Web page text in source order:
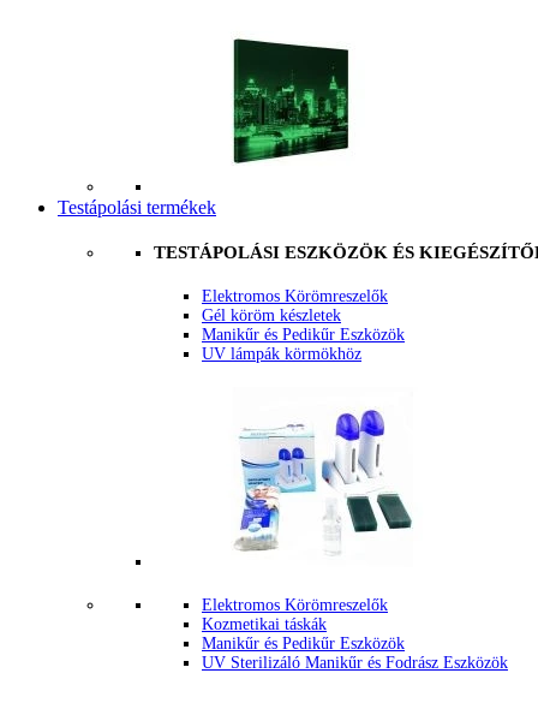
Testápolási termékek
TESTÁPOLÁSI ESZKÖZÖK ÉS
Elektromos Körömreszelők
Gél köröm készletek
Manikűr és Pedikűr Eszközök
UV lámpák körmökhöz
Elektromos Körömreszelők
Kozmetikai táskák
Manikűr és Pedikűr Eszközök
UV Sterilizáló Manikűr és Fodrász Eszközök